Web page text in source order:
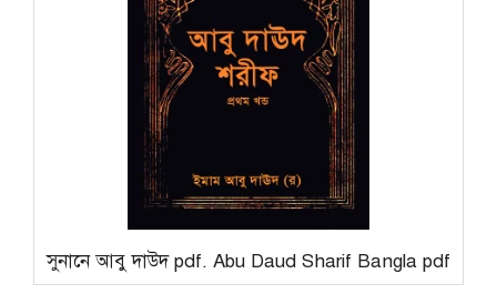
সুনানে আবু দাউদ pdf. Abu Daud Sharif Bangla pdf